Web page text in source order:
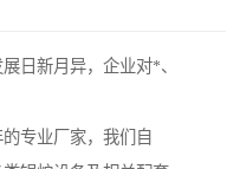
日新月异，企业对*、
专业厂家，我们自